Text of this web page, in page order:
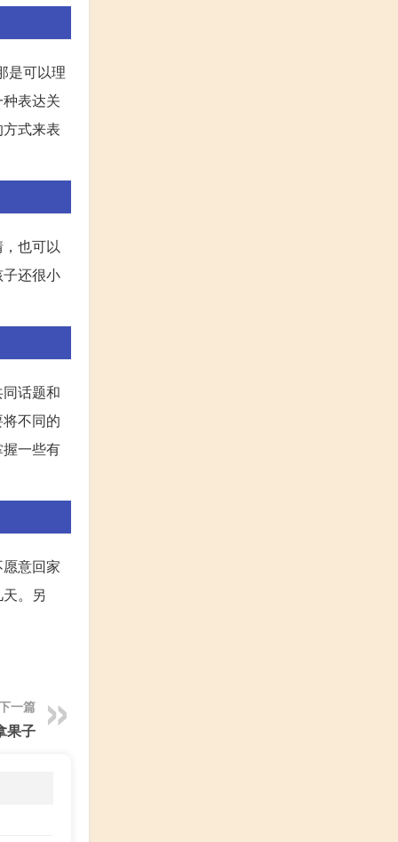
是可以理
表达关
式来表
也可以
还很小
话题和
不同的
一些有
意回家
。另
一篇
果子